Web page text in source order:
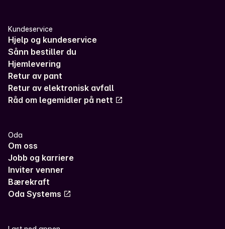
Kundeservice
Hjelp og kundeservice
Sånn bestiller du
Hjemlevering
Retur av pant
Retur av elektronisk avfall
Råd om legemidler på nett
Oda
Om oss
Jobb og karriere
Inviter venner
Bærekraft
Oda Systems